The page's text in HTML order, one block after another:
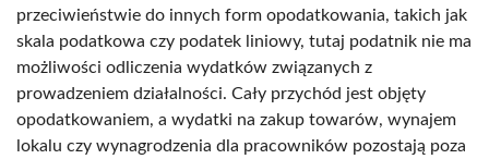
przeciwieństwie do innych form opodatkowania, takich jak
skala podatkowa czy podatek liniowy, tutaj podatnik nie ma
możliwości odliczenia wydatków związanych z
prowadzeniem działalności. Cały przychód jest objęty
opodatkowaniem, a wydatki na zakup towarów, wynajem
lokalu czy wynagrodzenia dla pracowników pozostają poza